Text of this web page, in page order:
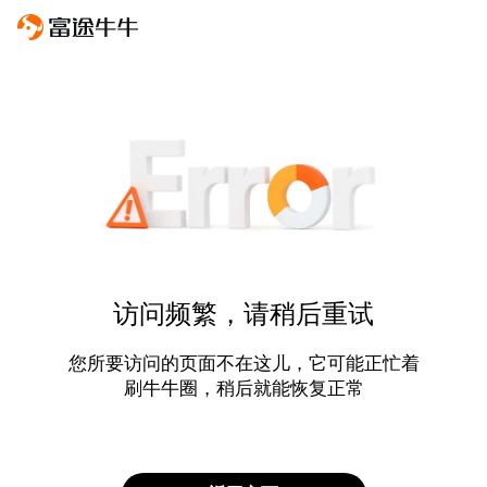
访问频繁，请稍后重试
您所要访问的页面不在这儿，它可能正忙着
刷牛牛圈，稍后就能恢复正常